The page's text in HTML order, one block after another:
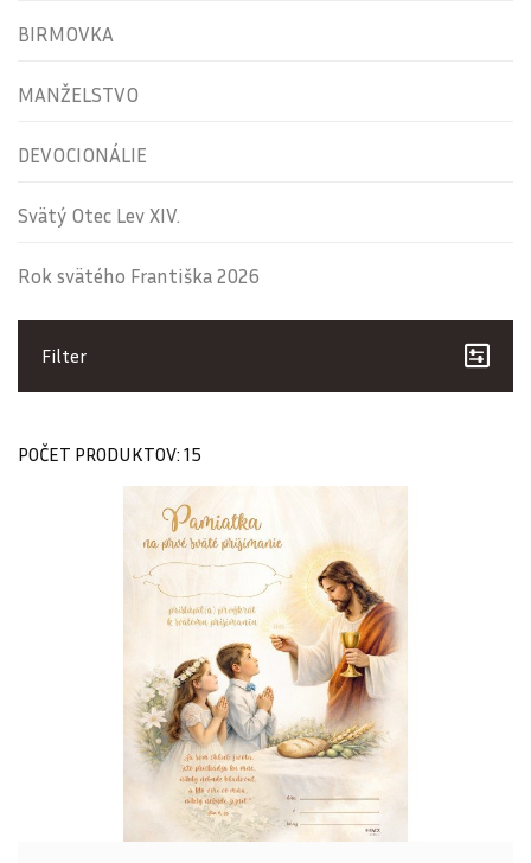
BIRMOVKA
MANŽELSTVO
DEVOCIONÁLIE
Svätý Otec Lev XIV.
Rok svätého Františka 2026
Filter
POČET PRODUKTOV: 15